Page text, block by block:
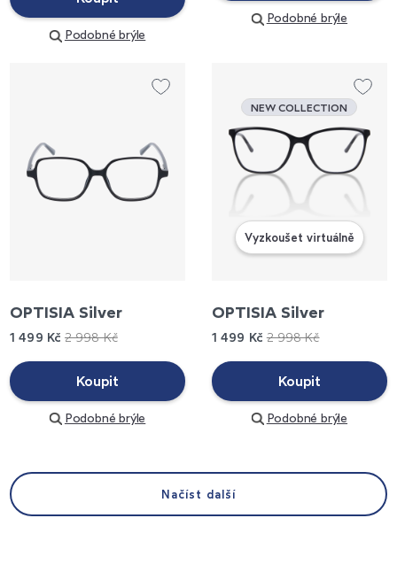
Podobné brýle
Podobné brýle
OPTISIA Silver
1 499 Kč2 998 Kč
Koupit
Podobné brýle
Vyzkoušet virtuálně
NEW COLLECTION
OPTISIA Silver
1 499 Kč 2 998 Kč
Koupit
Podobné brýle
Načíst další